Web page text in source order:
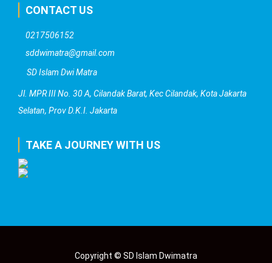
CONTACT US
0217506152
sddwimatra@gmail.com
SD Islam Dwi Matra
Jl. MPR III No. 30 A, Cilandak Barat, Kec Cilandak, Kota Jakarta
Selatan, Prov D.K.I. Jakarta
TAKE A JOURNEY WITH US
Copyright © SD Islam Dwimatra